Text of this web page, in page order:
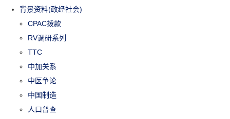
背景资料(政经社会)
CPAC拨款
RV调研系列
TTC
中加关系
中医争论
中国制造
人口普查